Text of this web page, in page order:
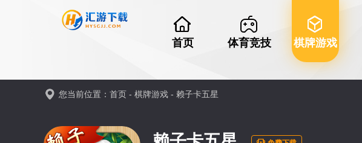
首页 体育竞技 棋牌游戏
您当前位置： 首页 - 棋牌游戏 - 赖子卡五星